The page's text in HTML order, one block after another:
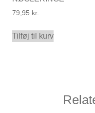
79,95 kr.
Tilføj til kurv